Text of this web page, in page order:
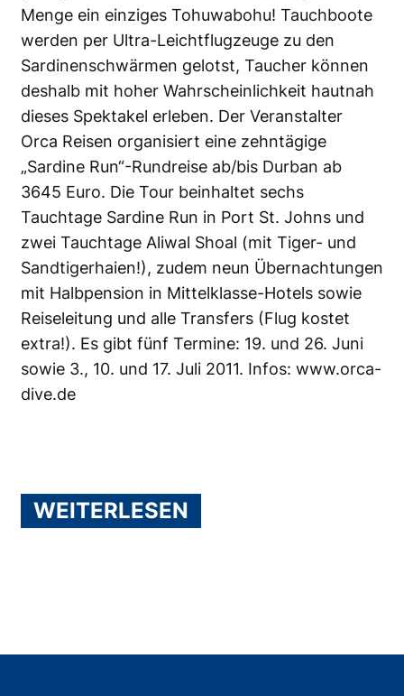
Menge ein einziges Tohuwabohu! Tauchboote
werden per Ultra-Leichtflugzeuge zu den
Sardinenschwärmen gelotst, Taucher können
deshalb mit hoher Wahrscheinlichkeit hautnah
dieses Spektakel erleben. Der Veranstalter
Orca Reisen organisiert eine zehntägige
„Sardine Run“-Rundreise ab/bis Durban ab
3645 Euro. Die Tour beinhaltet sechs
Tauchtage Sardine Run in Port St. Johns und
zwei Tauchtage Aliwal Shoal (mit Tiger- und
Sandtigerhaien!), zudem neun Übernachtungen
mit Halbpension in Mittelklasse-Hotels sowie
Reiseleitung und alle Transfers (Flug kostet
extra!). Es gibt fünf Termine: 19. und 26. Juni
sowie 3., 10. und 17. Juli 2011. Infos: www.orca-
dive.de
WEITERLESEN